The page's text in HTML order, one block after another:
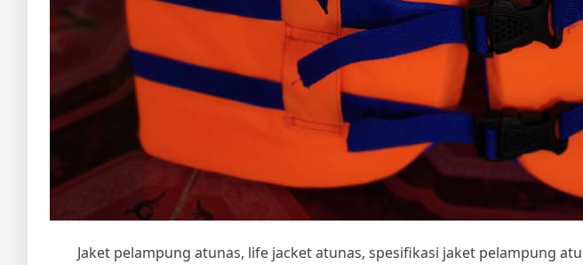
Jaket pelampung atunas, life jacket atunas, spesifikasi jaket pelampung